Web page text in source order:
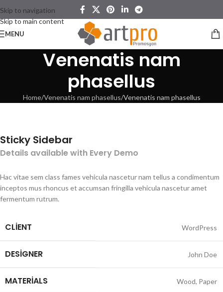
Skip to navigation
Skip to main content
MENU
Venenatis nam
phasellus
Home Venenatis nam phasellus Venenatis nam phasellus
Sticky Sidebar
Details available with Every Demo
Hac vitae sem class fames vehicula nascetur nam tellus a condimentum
inceptos mus rhoncus et accumsan fringilla vehicula nascetur amet
fermentum rutrum.
CLIENT WordPress
DESIGNER John Doe
MATERIALS Wood, Paper